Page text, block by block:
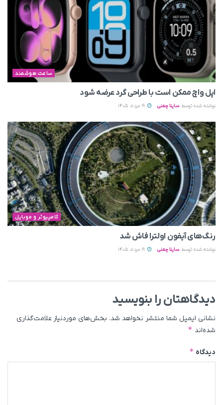
ساعت هوشمند
اپل واچ ممکن است با طراحی گرد عرضه شود
نوشته شده توسط ساینا چمنی
کامپیوتر و موبایل
رنگ‌های آیفون اولترا فاش شد
نوشته شده توسط ساینا چمنی
دیدگاهتان را بنویسید
نشانی ایمیل شما منتشر نخواهد شد. بخش‌های موردنیاز علامت‌گذاری
شده‌اند *
دیدگاه *